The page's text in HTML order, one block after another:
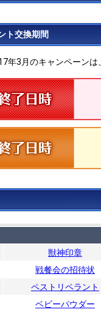
ト交換期間
年3月のキャンペーン
獣神印章
戦餐会の招待状
ペストリペラント
ベビーパウダー